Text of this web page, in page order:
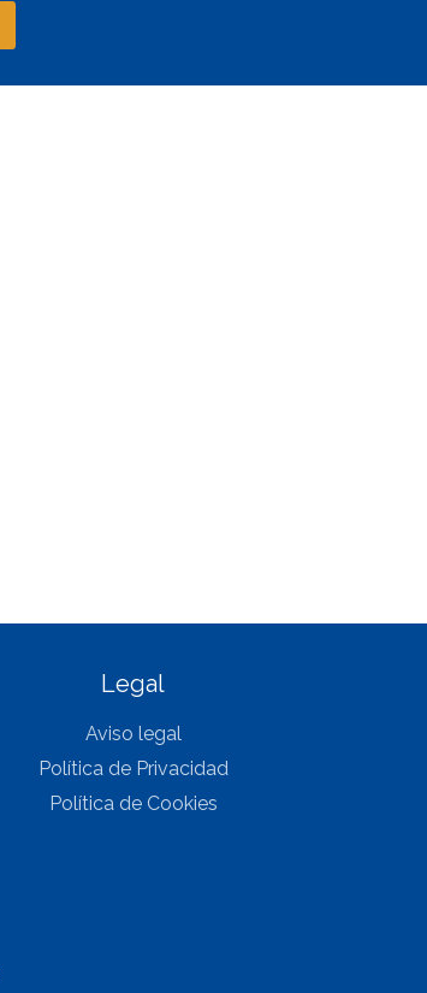
Legal
Aviso legal
Política de Privacidad
Política de Cookies